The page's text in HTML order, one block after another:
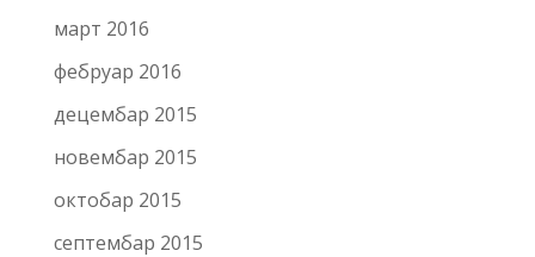
март 2016
фебруар 2016
децембар 2015
новембар 2015
октобар 2015
септембар 2015